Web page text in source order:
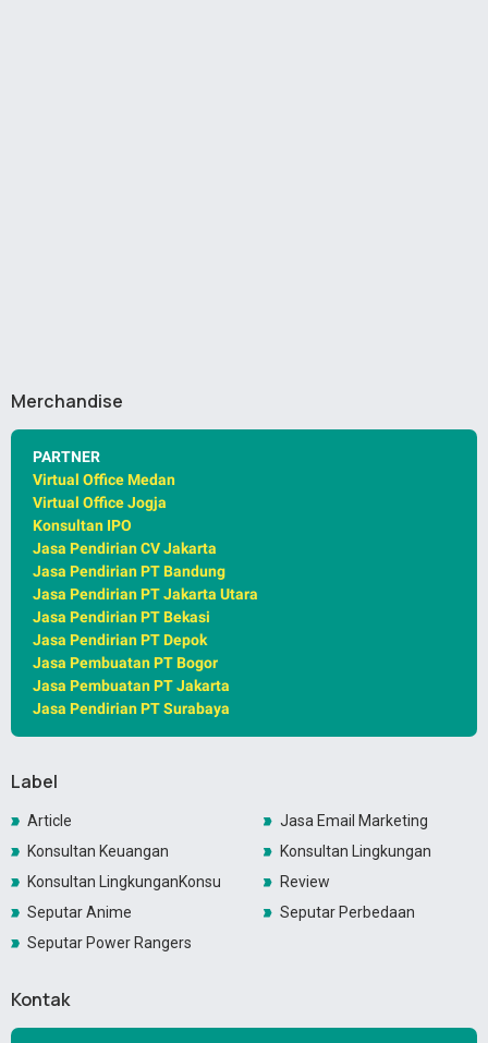
Merchandise
PARTNER
Virtual Office Medan
Virtual Office Jogja
Konsultan IPO
Jasa Pendirian CV Jakarta
Jasa Pendirian PT Bandung
Jasa Pendirian PT Jakarta Utara
Jasa Pendirian PT Bekasi
Jasa Pendirian PT Depok
Jasa Pembuatan PT Bogor
Jasa Pembuatan PT Jakarta
Jasa Pendirian PT Surabaya
Label
Article
Jasa Email Marketing
Konsultan Keuangan
Konsultan Lingkungan
Konsultan LingkunganKonsultan Lingkungan
Review
Seputar Anime
Seputar Perbedaan
Seputar Power Rangers
Kontak